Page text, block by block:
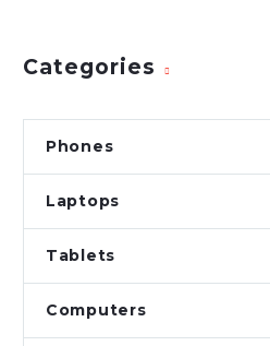
Categories
Phones
Laptops
Tablets
Computers